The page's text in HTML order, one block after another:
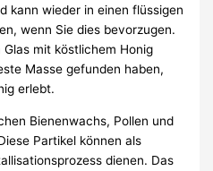
kann wieder in einen flüssigen
wenn Sie dies bevorzugen.
mit köstlichem Honig
Masse gefunden haben,
erlebt.
Bienenwachs, Pollen und
Partikel können als
dienen. Das